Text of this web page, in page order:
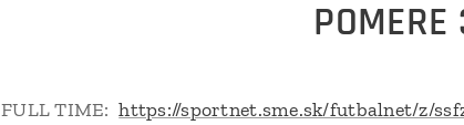
POMERE
FULL TIME:https://sportnet.sme.sk/futbalnet/z/